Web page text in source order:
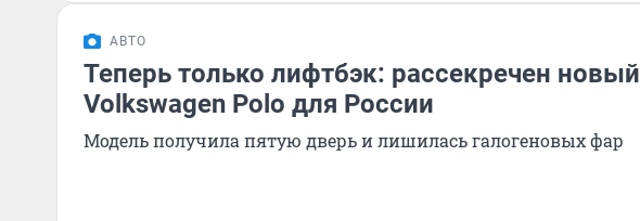
АВТО
Теперь только лифтбэк: рассекречен новый
Volkswagen Polo для России
Модель получила пятую дверь и лишилась галогеновых фар